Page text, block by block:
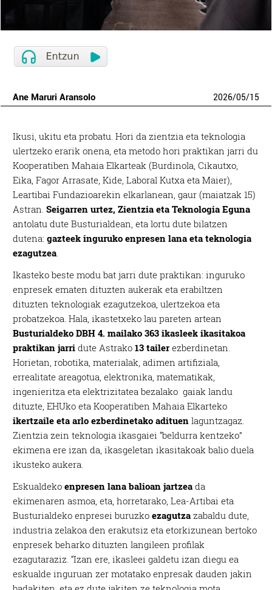
Ane Maruri Aransolo 2026/05/15
Ikusi, ukitu eta probatu. Hori da zientzia eta teknologia
ulertzeko erarik onena, eta metodo hori praktikan jarri du
Kooperatiben Mahaia Elkarteak (Burdinola, Cikautxo,
Eika, Fagor Arrasate, Kide, Laboral Kutxa eta Maier),
Leartibai Fundazioarekin elkarlanean, gaur (maiatzak 15)
Astran. Seigarren urtez, Zientzia eta Teknologia Eguna
antolatu dute Busturialdean, eta lortu dute bilatzen
dutena:gazteek inguruko enpresen lana eta teknologia
ezagutzea
Ikasteko beste modu bat jarri dute praktikan: inguruko
enpresek ematen dituzten aukerak eta erabiltzen
dituzten teknologiak ezagutzekoa, ulertzekoa eta
probatzekoa. Hala, ikastetxeko lau pareten artean
Busturialdeko DBH 4. mailako 363 ikasleek ikasitakoa
praktikan jarri dute Astrako13 tailer ezberdinetan.
Horietan, robotika, materialak, adimen artifiziala,
errealitate areagotua, elektronika, matematikak,
ingenieritza eta elektrizitatea bezalako gaiak landu
dituzte, EHUko eta Kooperatiben Mahaia Elkarteko
ikertzaile eta arlo ezberdinetako adituen laguntzagaz.
Zientzia zein teknologia ikasgaiei “beldurra kentzeko”
ekimena ere izan da, ikasgeletan ikasitakoak balio duela
ikusteko aukera.
Eskualdekoenpresen lana balioan jartzea da
ekimenaren asmoa, eta, horretarako, Lea-Artibai eta
Busturialdeko enpresei buruzko ezagutza zabaldu dute,
industria zelakoa den erakutsiz eta etorkizunean bertoko
enpresek beharko dituzten langileen profilak
ezagutaraziz. “Izan ere, ikasleei galdetu izan diegu ea
eskualde inguruan zer motatako enpresak dauden jakin